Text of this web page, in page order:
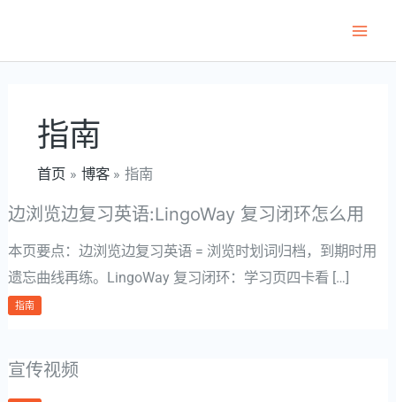
内
指南
首页 博客 指南
边浏览边复习英语:LingoWay 复习闭环怎么用
本页要点：边浏览边复习英语 = 浏览时划词归档，到期时用
遗忘曲线再练。LingoWay 复习闭环：学习页四卡看 […]
指南
宣传视频